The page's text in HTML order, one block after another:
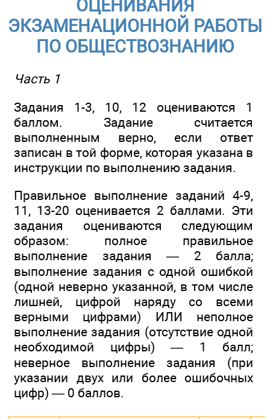
ОЦЕНИВАНИЯ
ЭКЗАМЕНАЦИОННОЙ РАБОТЫ
ПО ОБЩЕСТВО3НАНИЮ
Часть 1
Задания 1-3, 10, 12 оцениваются 1
баллом. Задание считается
выполненным верно, если ответ
записан в той форме, которая указана в
инструкции по выполнению задания.
Правильное выполнение заданий 4-9,
11, 13-20 оценивается 2 баллами. Эти
задания оцениваются следующим
образом: полное правильное
выполнение задания — 2 балла;
выполнение задания с одной ошибкой
(одной неверно указанной, в том числе
лишней, цифрой наряду со всеми
верными цифрами) ИЛИ неполное
выполнение задания (отсутствие одной
необходимой цифры) — 1 балл;
неверное выполнение задания (при
указании двух или более ошибочных
цифр) — 0 баллов.